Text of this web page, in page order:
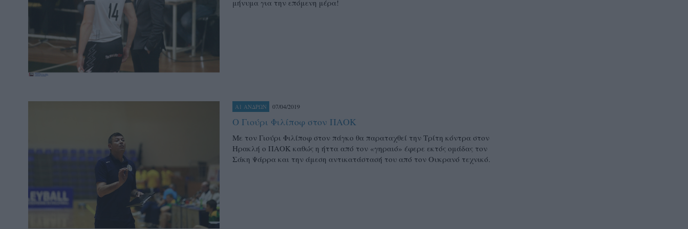
μήνυμα για την επόμενη μέρα!
Α1 ΑΝΔΡΩΝ 07/04/2019
Ο Γιούρι Φιλίποφ στον ΠΑΟΚ
Με τον Γιούρι Φιλίποφ στον πάγκο θα παραταχθεί την Τρίτη κόντρα στον
Ηρακλή ο ΠΑΟΚ καθώς η ήττα από τον «γηραιό» έφερε εκτός ομάδας τον
Σάκη Ψάρρα και την άμεση αντικατάστασή του από τον Ουκρανό τεχνικό.